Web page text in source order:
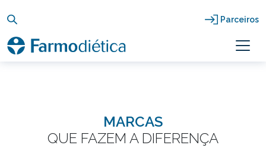
content
Parceiros
MARCAS
QUE FAZEM A DIFERENÇA